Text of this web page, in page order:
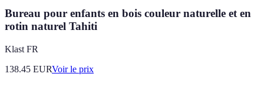
Bureau pour enfants en bois couleur naturelle et en
rotin naturel Tahiti
Klast FR
138.45 EURVoir le prix